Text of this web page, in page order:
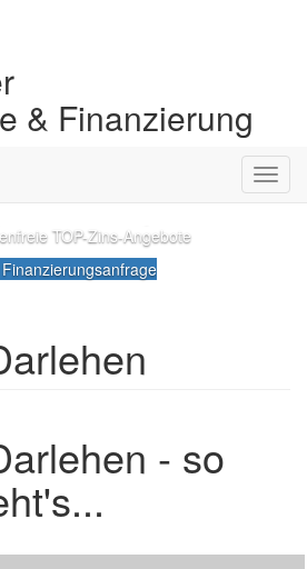
& Finanzierung
Online-
TOP-Zins-Angebote
- so